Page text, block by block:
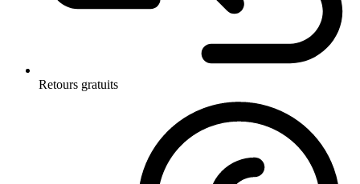
Retours gratuits